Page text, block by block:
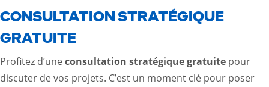
CONSULTATION STRATÉGIQUE
GRATUITE
Profitez d’uneconsultation stratégique gratuite pour
discuter de vos projets. C’est un moment clé pour poser